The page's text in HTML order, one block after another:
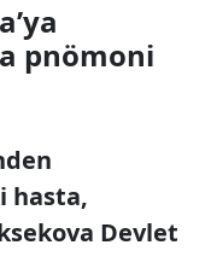
pnömoni
hasta,
Devlet